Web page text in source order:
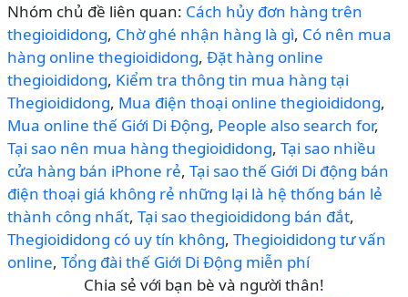
Nhóm chủ đề liên quan: Cách hủy đơn hàng trên
thegioididong, Chờ ghé nhận hàng là gì, Có nên mua
hàng online thegioididong, Đặt hàng online
thegioididong, Kiểm tra thông tin mua hàng tại
Thegioididong, Mua điện thoại online thegioididong,
Mua online thế Giới Di Động, People also search for,
Tại sao nên mua hàng thegioididong, Tại sao nhiều
cửa hàng bán iPhone rẻ, Tại sao thế Giới Di động bán
điện thoại giá không rẻ những lại là hệ thống bán lẻ
thành công nhất, Tại sao thegioididong bán đắt,
Thegioididong có uy tín không, Thegioididong tư vấn
online, Tổng đài thế Giới Di Động miễn phí
Chia sẻ với bạn bè và người thân!